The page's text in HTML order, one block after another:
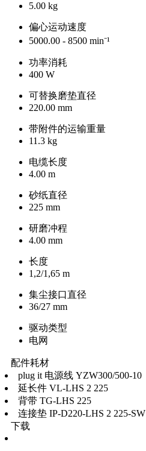
5.00 kg
偏心运动速度
5000.00 - 8500 min⁻¹
功率消耗
400 W
可替换磨垫直径
220.00 mm
带附件的运输重量
11.3 kg
电缆长度
4.00 m
砂纸直径
225 mm
研磨冲程
4.00 mm
长度
1,2/1,65 m
集尘接口直径
36/27 mm
驱动类型
电网
配件耗材
plug it 电源线 YZW300/500-10
延长件 VL-LHS 2 225
背带 TG-LHS 225
连接垫 IP-D220-LHS 2 225-SW
下载